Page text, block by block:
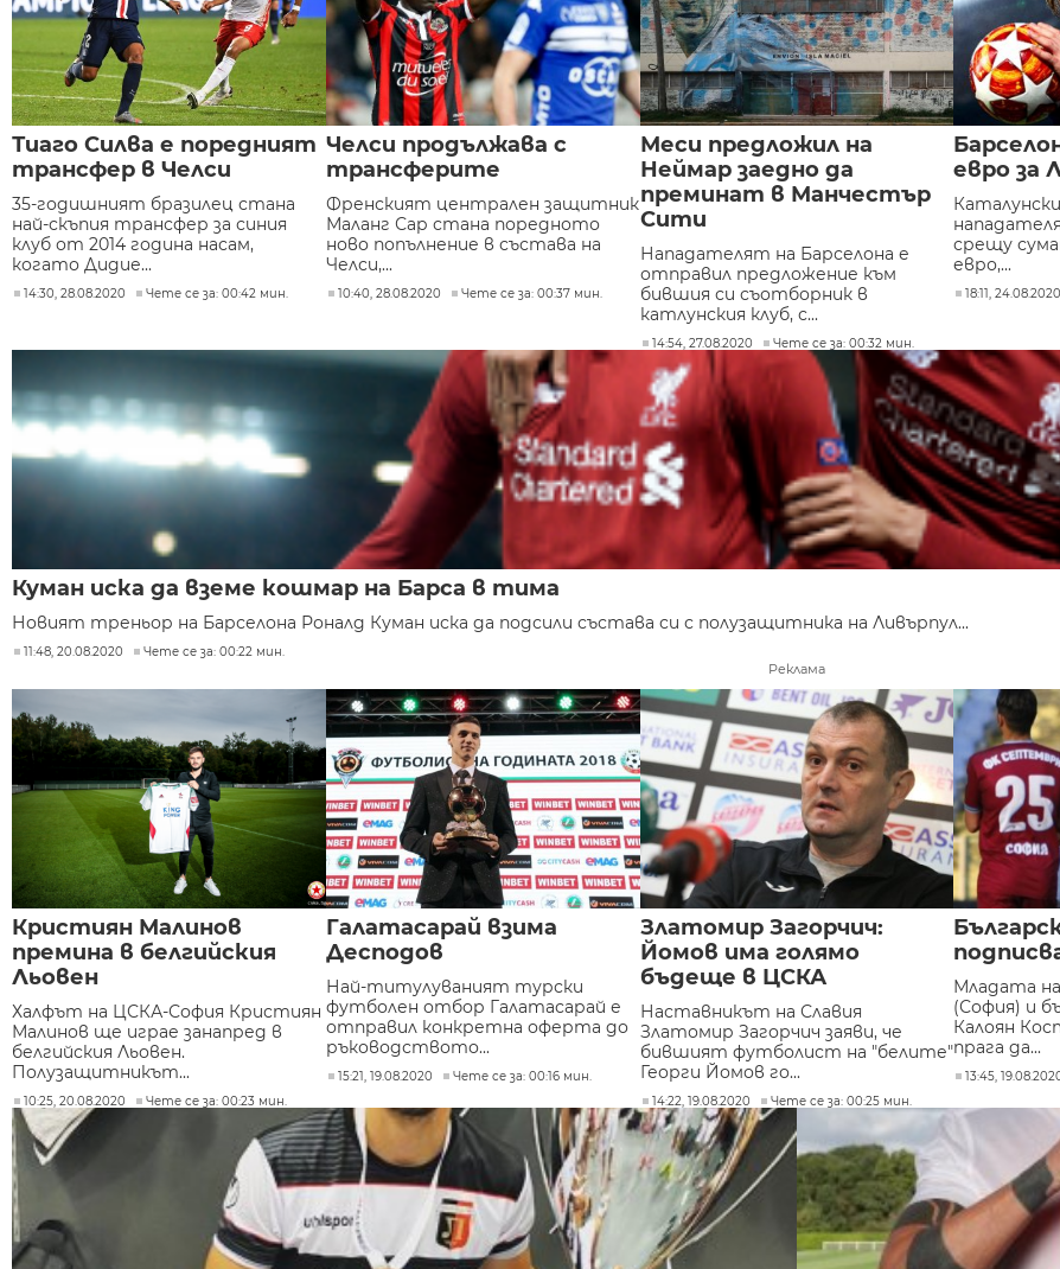
Тиаго Силва е поредният
трансфер в Челси
35-годишният бразилец стана
най-скъпия трансфер за синия
клуб от 2014 година насам,
когато Дидие...
14:30, 28.08.2020 Чете се за: 00:42 мин.
Челси продължава с
трансферите
Френският централен защитник
Маланг Сар стана поредното
ново попълнение в състава на
Челси,...
10:40, 28.08.2020 Чете се за: 00:37 мин.
Меси предложил на
Неймар заедно да
преминат в Манчестър
Сити
Нападателят на Барселона е
отправил предложение към
бившия си съотборник в
катлунския клуб, с...
14:54, 27.08.2020 Чете се за: 00:32 мин.
евро за
срещу
евро,...
18:11, 24.08.2020
Куман иска да вземе кошмар на Барса в тима
Новият треньор на Барселона Роналд Куман иска да подсили състава си с полузащитника на Ливърпул...
11:48, 20.08.2020 Чете се за: 00:22 мин.
Реклама
Кристиян Малинов
премина в белгийския
Льовен
Халфът на ЦСКА-София Кристиян
Малинов ще играе занапред в
белгийския Льовен.
Полузащитникът...
10:25, 20.08.2020 Чете се за: 00:23 мин.
Галатасарай взима
Десподов
Най-титулуваният турски
футболен отбор Галатасарай е
отправил конкретна оферта до
ръководството...
15:21, 19.08.2020 Чете се за: 00:16 мин.
Златомир Загорчич:
Йомов има голямо
бъдеще в ЦСКА
Наставникът на Славия
Златомир Загорчич заяви, че
бившият футболист на "белите"
Георги Йомов го...
14:22, 19.08.2020 Чете се за: 00:25 мин.
Младата
(София) и
Калоян
прага да...
13:45,